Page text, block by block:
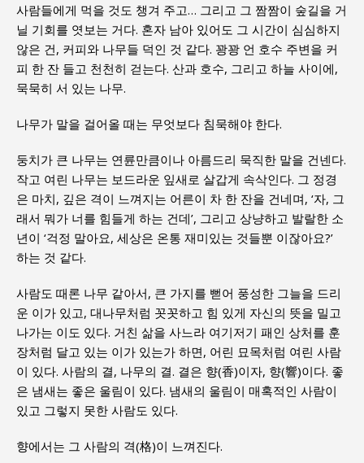
사람들에게 먹을 것도 챙겨 주고… 그리고 그 짬짬이 숲길을 거
닐 기회를 엿보는 거다. 혼자 남아 있어도 그 시간이 심심하지
않은 건, 커피와 나무들 덕인 것 같다. 꽝꽝 언 호수 주변을 커
피 한 잔 들고 천천히 걷는다. 산과 호수, 그리고 하늘 사이에,
묵묵히 서 있는 나무.
나무가 말을 걸어올 때는 무엇보다 침묵해야 한다.
둥치가 큰 나무는 연륜만큼이나 아름드리 묵직한 말을 건넨다.
작고 여린 나무는 보드라운 잎새로 살갑게 속삭인다. 그 정경
은 마치, 깊은 격이 느껴지는 어른이 차 한 잔을 건네며, ‘자, 그
래서 뭐가 너를 힘들게 하는 건데’, 그리고 상냥하고 발랄한 소
년이 ‘걱정 말아요, 세상은 온통 재미있는 것들뿐 이잖아요?’
하는 것 같다.
사람도 때론 나무 같아서, 큰 가지를 뻗어 풍성한 그늘을 드리
운 이가 있고, 대나무처럼 꼿꼿하고 힘 있게 자신의 뜻을 밀고
나가는 이도 있다. 거친 삶을 사느라 여기저기 패인 상처를 훈
장처럼 달고 있는 이가 있는가 하면, 어린 묘목처럼 여린 사람
이 있다. 사람의 결, 나무의 결. 결은 향(香)이자, 향(響)이다. 좋
은 냄새는 좋은 울림이 있다. 냄새의 울림이 매혹적인 사람이
있고 그렇지 못한 사람도 있다.
향에서는 그 사람의 격(格)이 느껴진다.